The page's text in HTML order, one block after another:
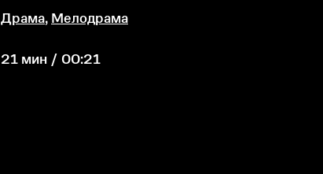
Драма, Мелодрама
21 мин / 00:21